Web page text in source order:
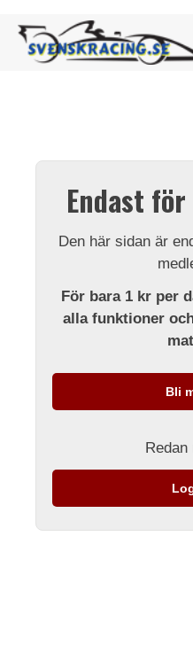
Endast
Den här sidan är
För bara 1 kr per
alla funktioner
Bli
Redan